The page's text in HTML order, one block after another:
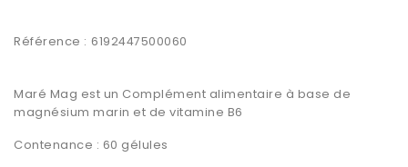
Référence : 6192447500060
Maré Mag est un Complément alimentaire à base de
magnésium marin et de vitamine B6
Contenance : 60 gélules